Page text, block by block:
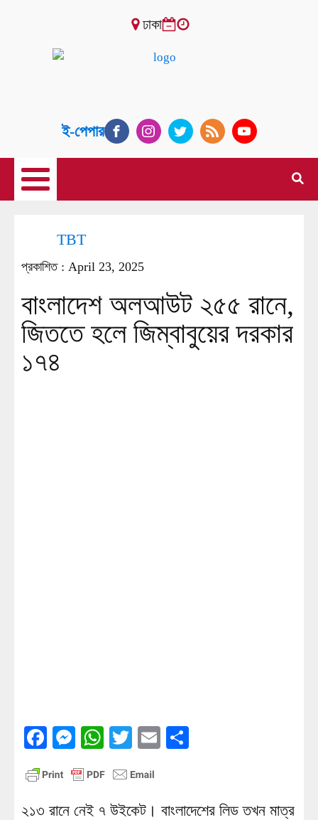
ঢাকা
ই-পেপার
TBT
প্রকাশিত : April 23, 2025
বাংলাদেশ অলআউট ২৫৫ রানে,
জিততে হলে জিম্বাবুয়ের দরকার
১৭৪
Facebook
Messenger
WhatsApp
TwitterEmail
২১৩ রানে নেই ৭ উইকেট। বাংলাদেশের লিড তখন মাত্র